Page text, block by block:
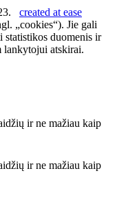
created at ease
„cookies“). Jie gali
duomenis ir
lankytojui atskirai.
ir ne mažiau kaip
ir ne mažiau kaip